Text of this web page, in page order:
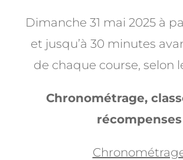
Dimanche 31 mai 2025 à
et jusqu’à 30 minutes
de chaque course, selon
Chronométrage,
récompenses